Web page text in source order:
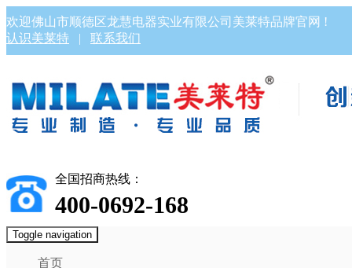
欢迎佛山市顺德区龙慧电器实业有限公司美莱特品牌官网 !
认识美莱特 | 联系我们
全国招商热线：
400-0692-168
Toggle navigation
首页